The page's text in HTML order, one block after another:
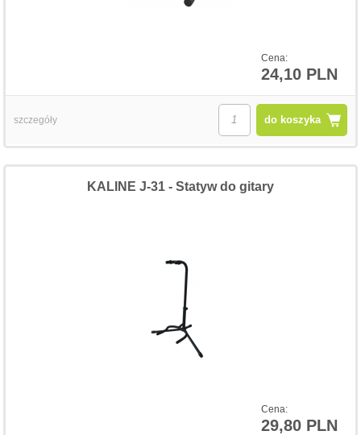
Cena:
24,10 PLN
do koszyka
szczegóły
Cena:
29,80 PLN
KALINE J-31 - Statyw do gitary